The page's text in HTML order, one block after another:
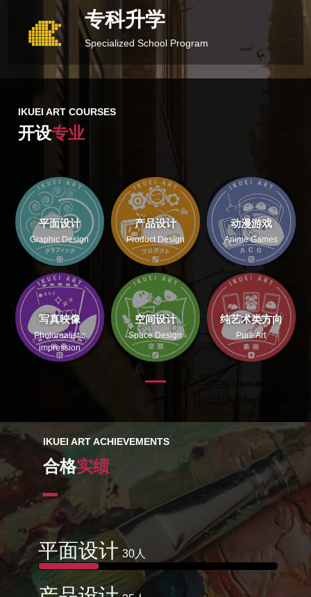
专科升学
Specialized School Program
IKUEI ART COURSES
开设专业
平面设计
Graphic Design
产品设计
Product Design
动漫游戏
Anime Games
写真映像
Photorealistic
impression
空间设计
Space Design
纯艺术类方向
Pure Art
IKUEI ART ACHIEVEMENTS
合格实绩
平面设计 30人